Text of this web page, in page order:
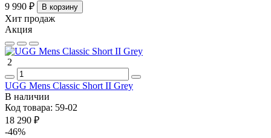
9 990 ₽
В корзину
Хит продаж
Акция
2
UGG Mens Classic Short II Grey
В наличии
Код товара: 59-02
18 290 ₽
-46%